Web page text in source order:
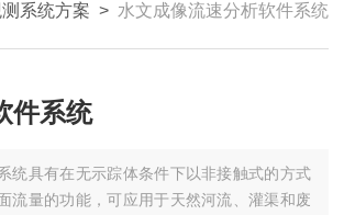
系统方案 > 水文成像流速分析软件系统
件系统
统具有在无示踪体条件下以非接触式的方式
流量的功能，可应用于天然河流、灌渠和废